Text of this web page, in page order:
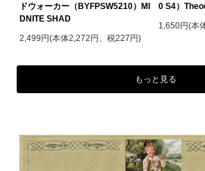
ドウォーカー（BYFPSW5210）MI
DNITE SHAD
2,499円(本体2,272円、税227円)
0 S4）
1,650円(本
もっと見る